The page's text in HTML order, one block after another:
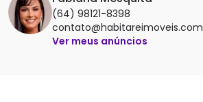
(64) 98121-8398
contato@habitareimoveis.com
Ver meus anúncios